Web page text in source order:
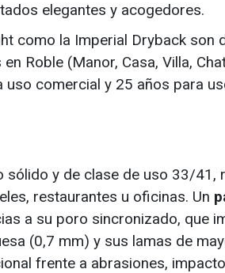
elegantes y acogedores.
como la Imperial Dryback
Roble (Manor, Casa, Villa,
comercial y 25 años para
sólido y de clase de uso 33/41,
restaurantes u oficinas. Un
a su poro sincronizado, que
(0,7 mm) y sus lamas de
frente a abrasiones,